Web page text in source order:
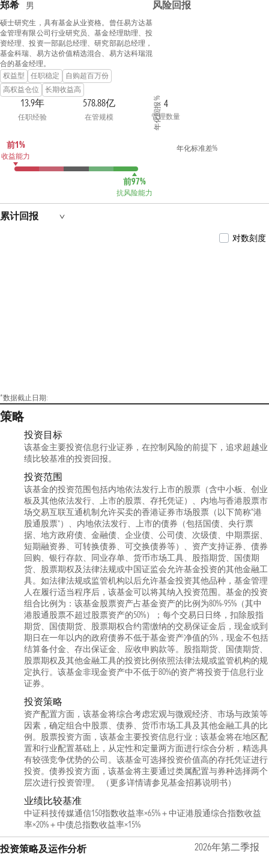
郑希 男
硕士研究生，具有基金从业资格。曾任易方达基
金管理有限公司行业研究员、基金经理助理、投
资经理、投资一部副总经理、研究部副总经理，
基金科瑞、易方达价值精选混合、易方达科瑞混
合的基金经理。
权益型
任职稳定
自购超百万份
高权益仓位
长期收益高
13.9年
任职经验
578.88亿
在管规模
4
管理数量
前1%
收益能力
前97%
抗风险能力
风险回报
年化回报 %
年化标准差%
累计回报
对数刻度
*数据截止日期:
策略
投资目标
该基金主要投资信息行业证券，在控制风险的前提下，追求超越业
绩比较基准的投资回报。
投资范围
该基金的投资范围包括内地依法发行上市的股票（含中小板、创业
板及其他依法发行、上市的股票、存托凭证）、内地与香港股票市
场交易互联互通机制允许买卖的香港证券市场股票（以下简称“港
股通股票”）、内地依法发行、上市的债券（包括国债、央行票
据、地方政府债、金融债、企业债、公司债、次级债、中期票据、
短期融资券、可转换债券、可交换债券等）、资产支持证券、债券
回购、银行存款、同业存单、货币市场工具、股指期货、国债期
货、股票期权及法律法规或中国证监会允许基金投资的其他金融工
具。如法律法规或监管机构以后允许基金投资其他品种，基金管理
人在履行适当程序后，该基金可以将其纳入投资范围。基金的投资
组合比例为：该基金股票资产占基金资产的比例为80%-95%（其中
港股通股票不超过股票资产的50%）；每个交易日日终，扣除股指
期货、国债期货、股票期权合约需缴纳的交易保证金后，现金或到
期日在一年以内的政府债券不低于基金资产净值的5%，现金不包括
结算备付金、存出保证金、应收申购款等。股指期货、国债期货、
股票期权及其他金融工具的投资比例依照法律法规或监管机构的规
定执行。该基金非现金资产中不低于80%的资产将投资于信息行业
证券。
投资策略
资产配置方面，该基金将综合考虑宏观与微观经济、市场与政策等
因素，确定组合中股票、债券、货币市场工具及其他金融工具的比
例。股票投资方面，该基金主要投资信息行业；该基金将在地区配
置和行业配置基础上，从定性和定量两方面进行综合分析，精选具
有较强竞争优势的公司。该基金可选择投资价值高的存托凭证进行
投资。债券投资方面，该基金将主要通过类属配置与券种选择两个
层次进行投资管理。 （更多详情请参见基金招募说明书）
业绩比较基准
中证科技传媒通信150指数收益率×65%＋中证港股通综合指数收益
率×20%＋中债总指数收益率×15%
投资策略及运作分析 2026年第二季报